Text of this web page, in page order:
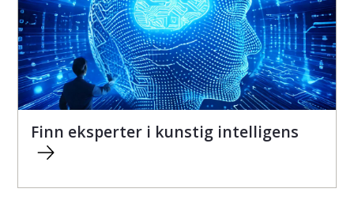
Finn eksperter i kunstig intelligens